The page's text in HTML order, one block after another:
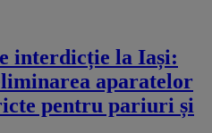
interdicție la Iași:
aparatelor
pentru pariuri și